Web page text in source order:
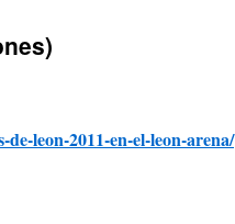
leon-2011-en-el-leon-arena/